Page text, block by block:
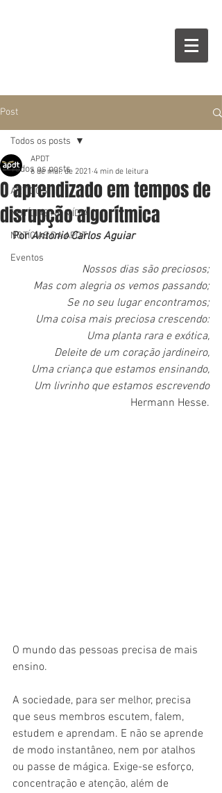
Post
Todos os posts
ARTIGOS
NOTÍCIAS NA MÍDIA
NOTÍCIAS DA APDT
Eventos
Todos os posts
O aprendizado em tempos de
disrupção algorítmica
APDT
6 de mai. de 2021 4 min de leitura
Por Antonio Carlos Aguiar
Nossos dias são preciosos;
Mas com alegria os vemos passando;
Se no seu lugar encontramos;
Uma coisa mais preciosa crescendo:
Uma planta rara e exótica,
Deleite de um coração jardineiro,
Uma criança que estamos ensinando,
Um livrinho que estamos escrevendo
Hermann Hesse.
O mundo das pessoas precisa de mais
ensino.
A sociedade, para ser melhor, precisa
que seus membros escutem, falem,
estudem e aprendam. E não se aprende
de modo instantâneo, nem por atalhos
ou passe de mágica. Exige-se esforço,
concentração e atenção, além de